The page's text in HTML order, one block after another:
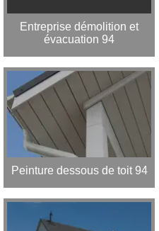
Entreprise démolition et
évacuation 94
Peinture dessous de toit 94